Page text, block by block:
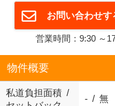
お問い合わせす
営業時間：9:30 ～
物件概要
私道負担面積 /
- / 無